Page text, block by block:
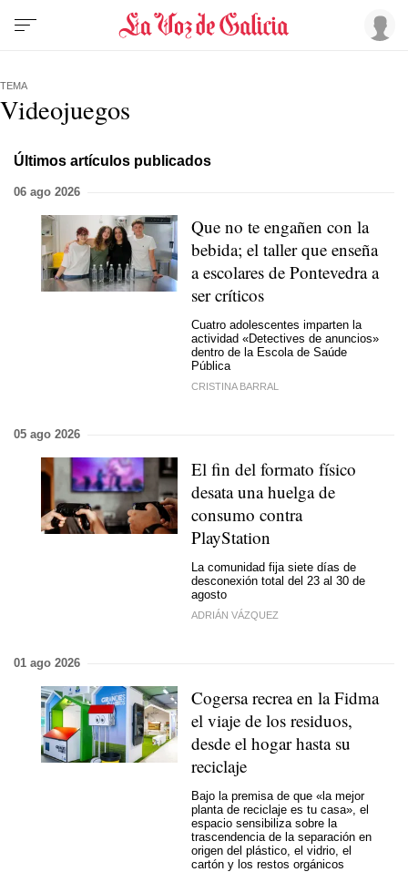
TEMA
Videojuegos
Últimos artículos publicados
06 ago 2026
Que no te engañen con la
bebida; el taller que enseña
a escolares de Pontevedra a
ser críticos
Cuatro adolescentes imparten la
actividad «Detectives de anuncios»
dentro de la Escola de Saúde
Pública
CRISTINA BARRAL
05 ago 2026
El fin del formato físico
desata una huelga de
consumo contra
PlayStation
La comunidad fija siete días de
desconexión total del 23 al 30 de
agosto
ADRIÁN VÁZQUEZ
01 ago 2026
Cogersa recrea en la Fidma
el viaje de los residuos,
desde el hogar hasta su
reciclaje
Bajo la premisa de que «la mejor
planta de reciclaje es tu casa», el
espacio sensibiliza sobre la
trascendencia de la separación en
origen del plástico, el vidrio, el
cartón y los restos orgánicos